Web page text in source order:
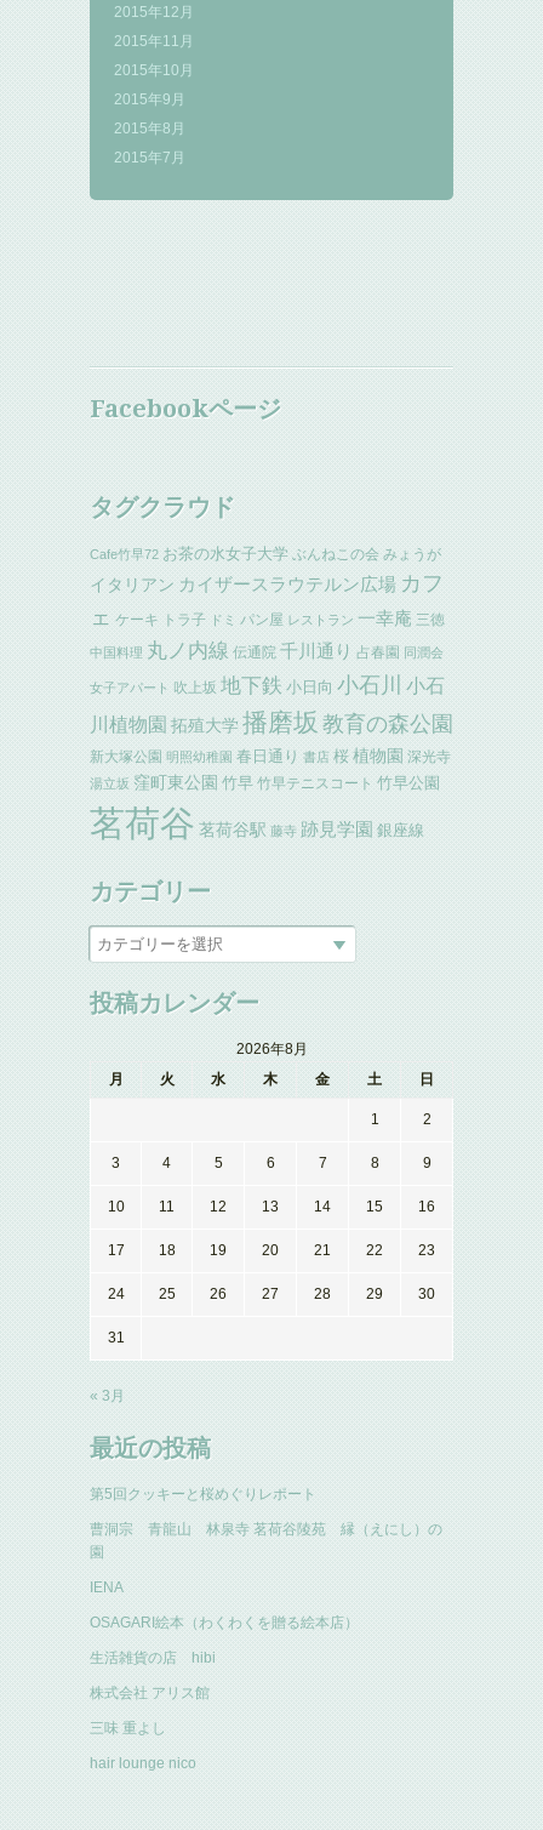
2015年12月
2015年11月
2015年10月
2015年9月
2015年8月
2015年7月
Facebookページ
タグクラウド
Cafe竹早72 お茶の水女子大学 ぶんねこの会 みょうが
イタリアン カイザースラウテルン広場 カフ
ェ ケーキ トラ子 ドミ パン屋 レストラン 一幸庵 三徳
中国料理 丸ノ内線 伝通院 千川通り 占春園 同潤会
女子アパート 吹上坂 地下鉄 小日向 小石川 小石
川植物園 拓殖大学 播磨坂 教育の森公園
新大塚公園 明照幼稚園 春日通り 書店 桜 植物園 深光寺
湯立坂 窪町東公園 竹早 竹早テニスコート 竹早公園
茗荷谷 茗荷谷駅 藤寺 跡見学園 銀座線
カテゴリー
投稿カレンダー
2026年8月
月
火 水 木 金 土 日
1 2
3 4 5 6 7 8 9
10 11 12 13 14 15 16
17 18 19 20 21 22 23
24 25 26 27 28 29 30
31
« 3月
最近の投稿
第5回クッキーと桜めぐりレポート
曹洞宗 青龍山 林泉寺 茗荷谷陵苑 縁（えにし）の
園
IENA
OSAGARI絵本（わくわくを贈る絵本店）
生活雑貨の店 hibi
株式会社 アリス館
三味 重よし
hair lounge nico